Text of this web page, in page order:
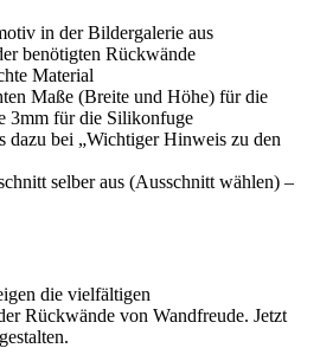
in der Bildergalerie aus
benötigten Rückwände
Material
Maße (Breite und Höhe) für die
3mm für die Silikonfuge
dazu bei „Wichtiger Hinweis zu den
selber aus (Ausschnitt wählen) –
die vielfältigen
Rückwände von Wandfreude. Jetzt